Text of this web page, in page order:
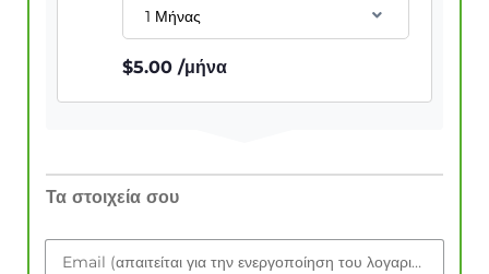
1 Μήνας
$5.00 /μήνα
Τα στοιχεία σου
Email (απαιτείται για την ενεργοποίηση του λογαριασμού)